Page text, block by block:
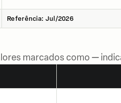
Referência: Jul/2026
marcados como —